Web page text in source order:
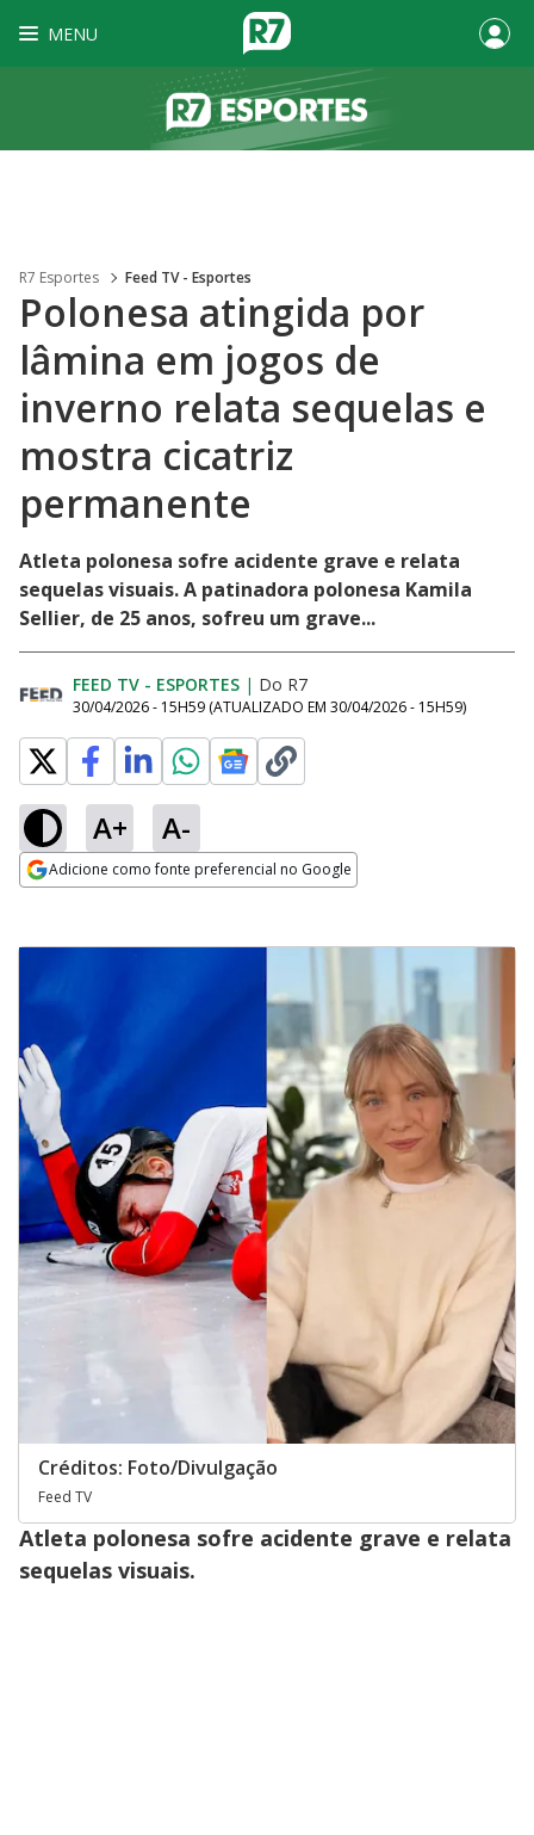
MENU
R7 Esportes Feed TV - Esportes
Polonesa atingida por
lâmina em jogos de
inverno relata sequelas e
mostra cicatriz
permanente
Atleta polonesa sofre acidente grave e relata
sequelas visuais. A patinadora polonesa Kamila
Sellier, de 25 anos, sofreu um grave...
FEED TV - ESPORTES | Do R7
30/04/2026 - 15H59 (ATUALIZADO EM 30/04/2026 - 15H59)
A+ A-
Adicione como fonte preferencial no Google
Créditos: Foto/Divulgação
Feed TV
Atleta polonesa sofre acidente grave e relata
sequelas visuais.